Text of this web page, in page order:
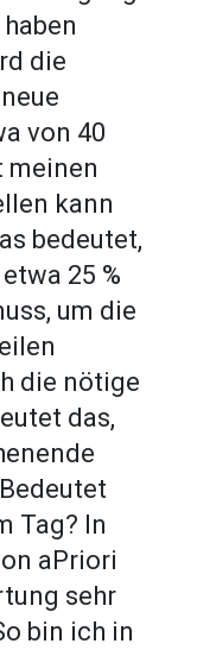
die
von 40
meinen
kann
bedeutet,
25 %
um die
die nötige
das,
Tag? In
aPriori
sehr
bin ich in